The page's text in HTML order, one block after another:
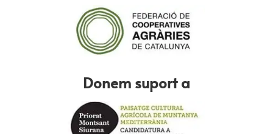
Donem suport a